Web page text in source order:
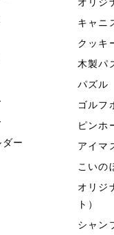
ー
キャニ
クッキ
木製パ
パズル
ゴルフ
ピンホ
アイマ
こいの
オリジ
ト）
シャン